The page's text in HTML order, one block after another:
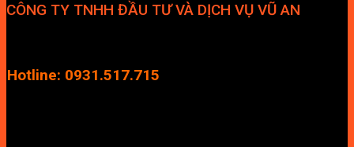
CÔNG TY TNHH ĐẦU TƯ VÀ DỊCH VỤ VŨ AN
Hotline: 0931.517.715